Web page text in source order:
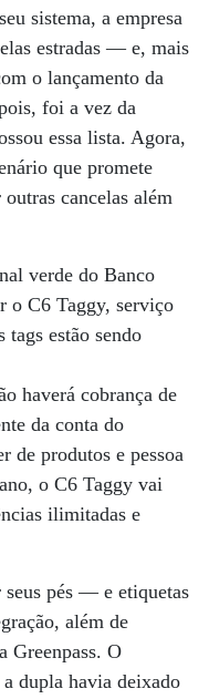
sistema, a empresa
estradas — e, mais
o lançamento da
foi a vez da
essa lista. Agora,
que promete
cancelas além
verde do Banco
o C6 Taggy, serviço
estão sendo
haverá cobrança de
da conta do
de produtos e pessoa
o C6 Taggy vai
ilimitadas e
seus pés — e etiquetas
além de
Greenpass. O
dupla havia deixado